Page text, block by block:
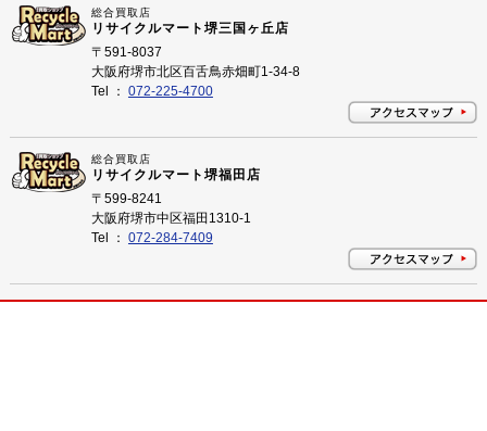
総合買取店
リサイクルマート堺三国ヶ丘店
〒591-8037
大阪府堺市北区百舌鳥赤畑町1-34-8
Tel ： 072-225-4700
総合買取店
リサイクルマート堺福田店
〒599-8241
大阪府堺市中区福田1310-1
Tel ： 072-284-7409